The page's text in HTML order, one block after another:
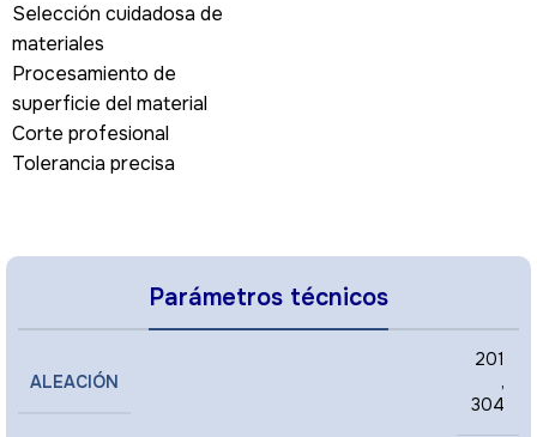
Selección cuidadosa de
materiales
Procesamiento de
superficie del material
Corte profesional
Tolerancia precisa
Parámetros técnicos
ALEACIÓN
201
,
304